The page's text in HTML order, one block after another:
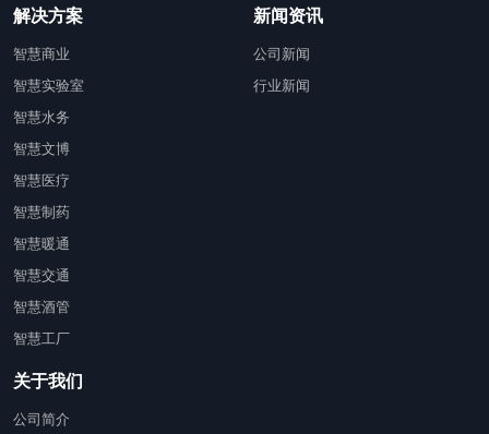
解决方案
智慧商业
智慧实验室
智慧水务
智慧文博
智慧医疗
智慧制药
智慧暖通
智慧交通
智慧酒管
智慧工厂
新闻资讯
公司新闻
行业新闻
关于我们
公司简介